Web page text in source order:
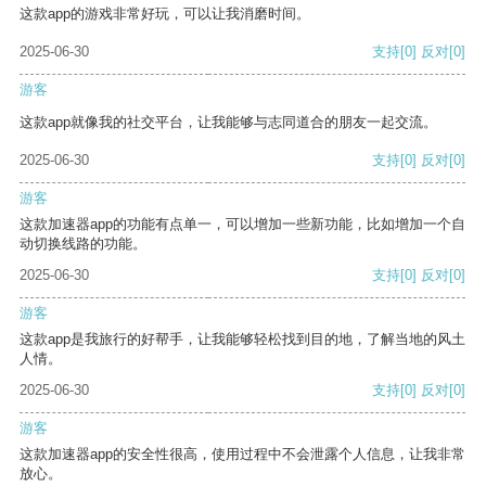
这款app的游戏非常好玩，可以让我消磨时间。
2025-06-30 支持[0] 反对[0]
游客
这款app就像我的社交平台，让我能够与志同道合的朋友一起交流。
2025-06-30 支持[0] 反对[0]
游客
这款加速器app的功能有点单一，可以增加一些新功能，比如增加一个自
动切换线路的功能。
2025-06-30
支持[0] 反对[0]
游客
这款app是我旅行的好帮手，让我能够轻松找到目的地，了解当地的风土
人情。
2025-06-30
支持[0] 反对[0]
游客
这款加速器app的安全性很高，使用过程中不会泄露个人信息，让我非常
放心。